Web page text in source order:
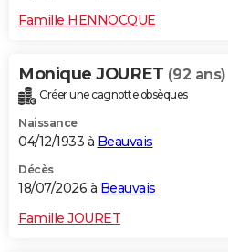
Famille HENNOCQUE
Monique JOURET (92 ans)
Créer une cagnotte obsèques
Naissance
04/12/1933 à Beauvais
Décès
18/07/2026 à Beauvais
Famille JOURET